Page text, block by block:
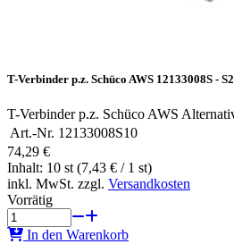
T-Verbinder p.z. Schüco AWS 12133008S -
T-Verbinder p.z. Schüco AWS
Art.-Nr. 12133008S10
74,29 €
Inhalt: 10 st (7,43 € / 1 st)
inkl. MwSt. zzgl. Versandkosten
Vorrätig
In den Warenkorb